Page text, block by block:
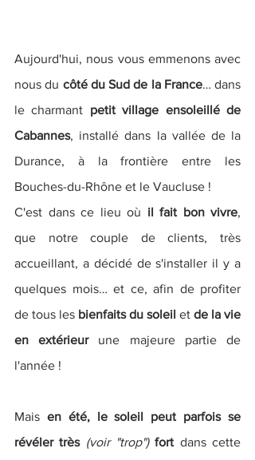
Aujourd'hui, nous vous emmenons avec
nous du côté du Sud de la France… dans
le charmant petit village ensoleillé de
Cabannes, installé dans la vallée de la
Durance, à la frontière entre les
Bouches-du-Rhône et le Vaucluse !
C'est dans ce lieu où il fait bon vivre,
que notre couple de clients, très
accueillant, a décidé de s'installer il y a
quelques mois… et ce, afin de profiter
de tous les bienfaits du soleil et de la vie
en extérieur une majeure partie de
l'année !
Mais en été, le soleil peut parfois se
révéler très (voir "trop") fort dans cette